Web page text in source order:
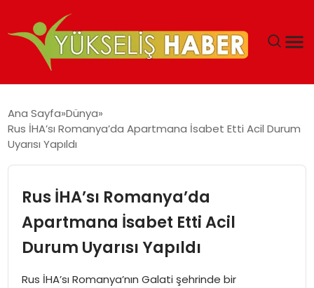
MALIYETLERINI AZALTIYOR’
Ana Sayfa Dünya
Rus İHA’sı Romanya’da Apartmana İsabet Etti Acil Durum
Uyarısı Yapıldı
Rus İHA’sı Romanya’da
Apartmana İsabet Etti Acil
Durum Uyarısı Yapıldı
Rus İHA’sı Romanya’nın Galati şehrinde bir